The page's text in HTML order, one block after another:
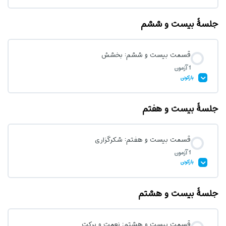
محتوای درس
آزمون قسمت بیست و پنجم: مالکیت
جلسۀ بیست و ششم
قسمت بیست و ششم: بخشش
1 آزمون
بازکردن
محتوای درس
آزمون قسمت بیست و ششم: بخشش
جلسۀ بیست و هفتم
قسمت بیست و هفتم: شکرگزاری
1 آزمون
بازکردن
محتوای درس
جلسۀ بیست و هشتم